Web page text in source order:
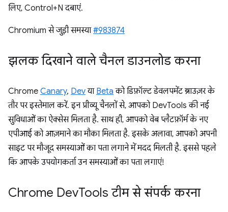
लिए, Control+N दबाएं.
Chromium से जुड़ी समस्या#983874
झलक दिखाने वाले चैनल डाउनलोड करना
Chrome Canary, Devया Beta को डिफ़ॉल्ट डेवलपमेंट ब्राउज़र के
तौर पर इस्तेमाल करें. इन प्रीव्यू चैनलों से, आपको DevTools की नई
सुविधाओं का ऐक्सेस मिलता है. साथ ही, आपको वेब प्लैटफ़ॉर्म के नए
एपीआई को आज़माने का मौका मिलता है. इसके अलावा, आपको अपनी
साइट पर मौजूद समस्याओं का पता लगाने में मदद मिलती है. इससे पहले
कि आपके उपयोगकर्ता उन समस्याओं का पता लगाएं!
Chrome DevTools टीम से संपर्क करना